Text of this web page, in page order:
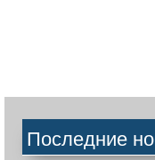
Последние